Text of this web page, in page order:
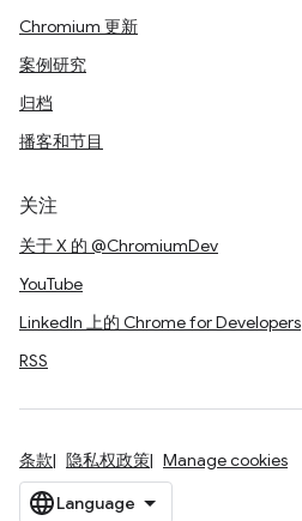
Chromium 更新
案例研究
归档
播客和节目
关注
关于 X 的 @ChromiumDev
YouTube
LinkedIn 上的 Chrome for Developers
RSS
条款 隐私权政策 Manage cookies